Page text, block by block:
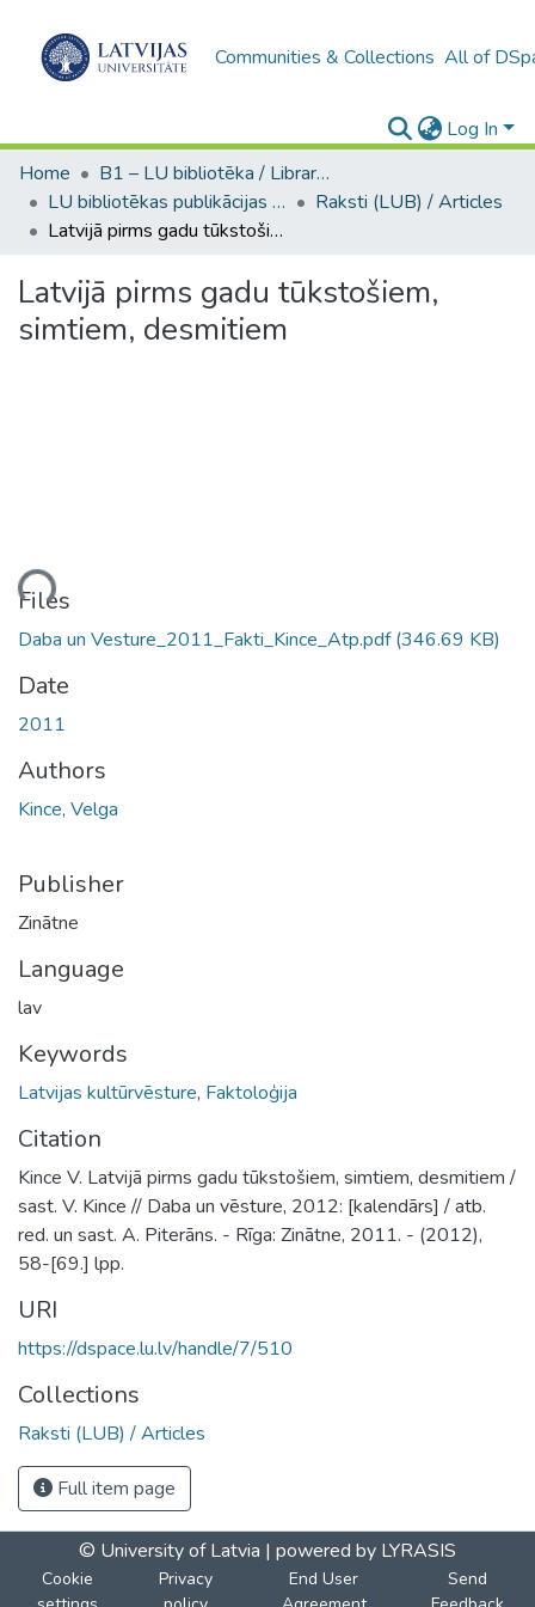
Communities & Collections All of
Log In
Home
B1 – LU bibliotēka / Library of the UL
LU bibliotēkas publikācijas / Publications of the University Library
Raksti (LUB) / Articles
Latvijā pirms gadu tūkstošiem, simtiem, desmitiem
Latvijā pirms gadu tūkstošiem,
simtiem, desmitiem
Files
Daba un Vesture_2011_Fakti_Kince_Atp.pdf(346.69 KB)
Date
2011
Authors
Kince, Velga
Publisher
Zinātne
Language
lav
Keywords
Latvijas kultūrvēsture, Faktoloģija
Citation
Kince V. Latvijā pirms gadu tūkstošiem, simtiem, desmitiem /
sast. V. Kince // Daba un vēsture, 2012: [kalendārs] / atb.
red. un sast. A. Piterāns. - Rīga: Zinātne, 2011. - (2012),
58-[69.] lpp.
URI
https://dspace.lu.lv/handle/7/510
Collections
Raksti (LUB) / Articles
Full item page
© University of Latvia | powered by LYRASIS
Cookie
Privacy
End User
Send